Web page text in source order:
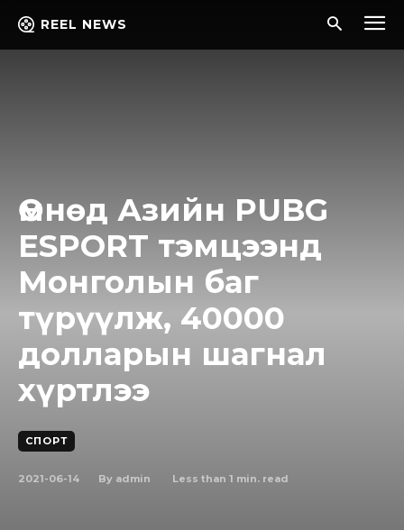
REEL NEWS
Өмнөд Азийн PUBG
ЕSPORT тэмцээнд
Монголын баг
түрүүлж, 40000
долларын шагнал
хүртлээ
СПОРТ
2021-06-14 By admin Less than 1 min. read